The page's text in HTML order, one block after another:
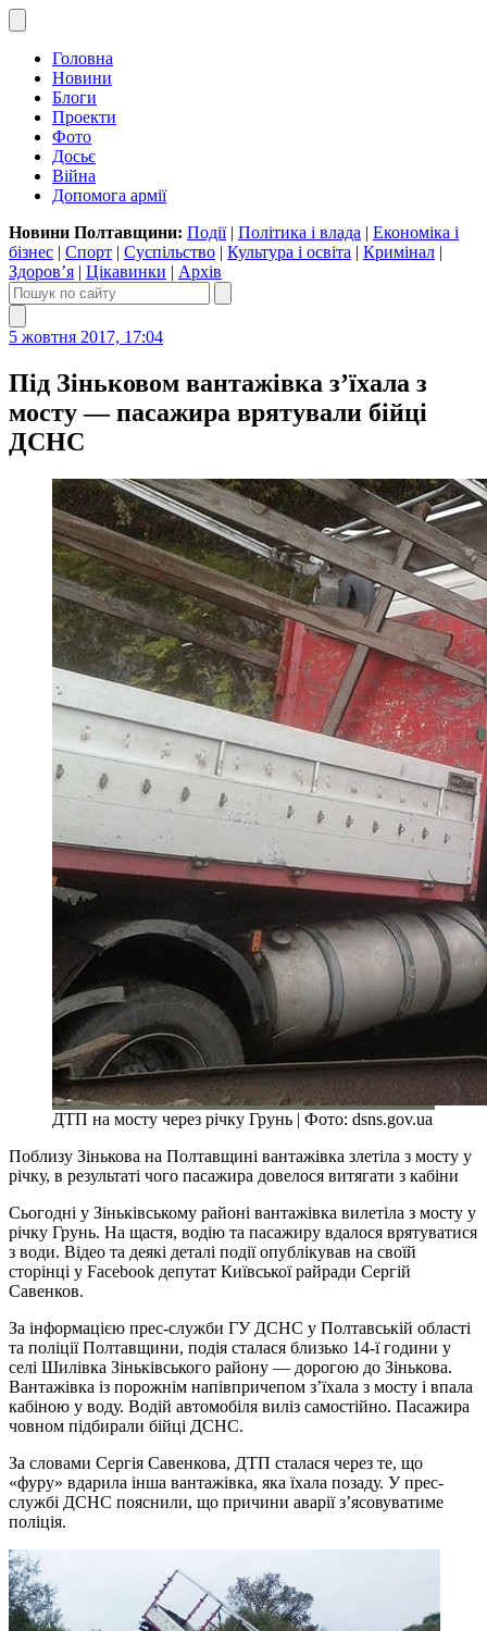
Головна
Новини
Блоги
Проекти
Фото
Досьє
Війна
Допомога армії
Новини Полтавщини: Події| Політика і влада | Економіка і
бізнес | Спорт | Суспільство | Культура і освіта | Кримінал |
Здоров’я | Цікавинки | Архів
5 жовтня 2017, 17:04
Під Зіньковом вантажівка з’їхала з
мосту — пасажира врятували бійці
ДСНС
ДТП на мосту через річку Грунь | Фото: dsns.gov.ua
Поблизу Зінькова на Полтавщині вантажівка злетіла з мосту у
річку, в результаті чого пасажира довелося витягати з кабіни
Сьогодні у Зіньківському районі вантажівка вилетіла з мосту у
річку Грунь. На щастя, водію та пасажиру вдалося врятуватися
з води. Відео та деякі деталі події опублікував на своїй
сторінці у Facebook депутат Київської райради Сергій
Савенков.
За інформацією прес-служби ГУ ДСНС у Полтавській області
та поліції Полтавщини, подія сталася близько 14-ї години у
селі Шилівка Зіньківського району — дорогою до Зінькова.
Вантажівка із порожнім напівпричепом з’їхала з мосту і впала
кабіною у воду. Водій автомобіля виліз самостійно. Пасажира
човном підбирали бійці ДСНС.
За словами Сергія Савенкова, ДТП сталася через те, що
«фуру» вдарила інша вантажівка, яка їхала позаду. У прес-
службі ДСНС пояснили, що причини аварії з’ясовуватиме
поліція.